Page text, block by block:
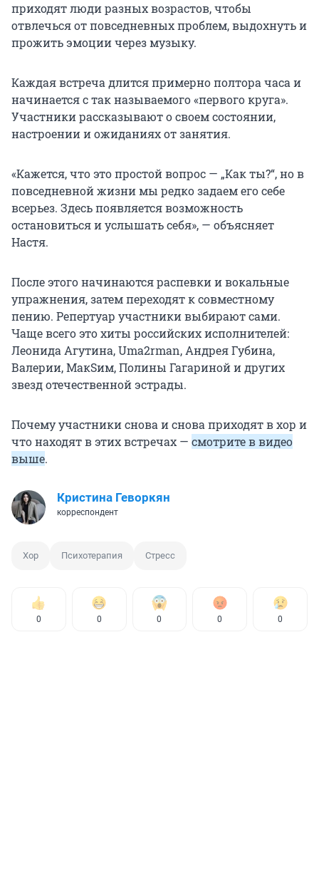
приходят люди разных возрастов, чтобы
отвлечься от повседневных проблем, выдохнуть и
прожить эмоции через музыку.
Каждая встреча длится примерно полтора часа и
начинается с так называемого «первого круга».
Участники рассказывают о своем состоянии,
настроении и ожиданиях от занятия.
«Кажется, что это простой вопрос — „Как ты?“, но в
повседневной жизни мы редко задаем его себе
всерьез. Здесь появляется возможность
остановиться и услышать себя», — объясняет
Настя.
После этого начинаются распевки и вокальные
упражнения, затем переходят к совместному
пению. Репертуар участники выбирают сами.
Чаще всего это хиты российских исполнителей:
Леонида Агутина, Uma2rman, Андрея Губина,
Валерии, МакSим, Полины Гагариной и других
звезд отечественной эстрады.
Почему участники снова и снова приходят в хор и
что находят в этих встречах — смотрите в видео
выше.
Кристина Геворкян
корреспондент
Хор Психотерапия Стресс
0 0 0 0 0